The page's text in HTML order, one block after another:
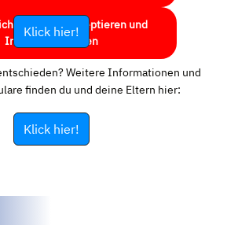
Service akzeptieren und
Inhalte entsperren
Klick hier!
Weitere Informationen und
finden du und deine Eltern hier:
Klick hier!